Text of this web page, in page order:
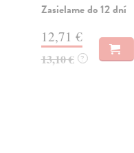
Zasielame do 12 dní
12,71 €
13,10 € ?